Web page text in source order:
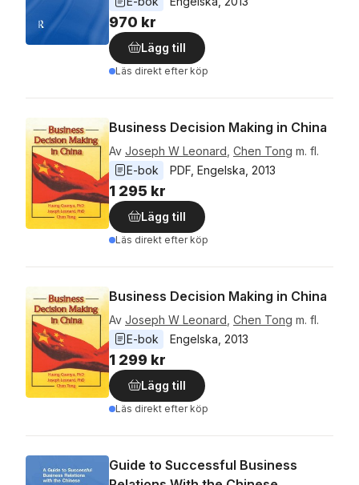
970 kr
Lägg till
Läs direkt efter köp
Business Decision Making in China
Av Joseph W Leonard Chen Tong m. fl.
E-bok
PDF Engelska 2013
1 295 kr
Lägg till
Läs direkt efter köp
Business Decision Making in China
Av Joseph W Leonard Chen Tong m. fl.
E-bok
Engelska 2013
1 299 kr
Lägg till
Läs direkt efter köp
Guide to Successful Business